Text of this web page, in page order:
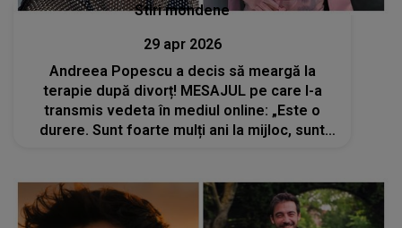
Stiri mondene
29 apr 2026
Andreea Popescu a decis să meargă la
terapie după divorț! MESAJUL pe care l-a
transmis vedeta în mediul online: „Este o
durere. Sunt foarte mulți ani la mijloc, sunt